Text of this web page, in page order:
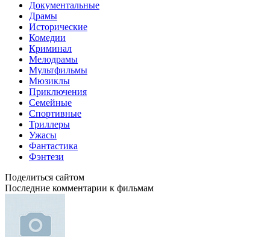
Документальные
Драмы
Исторические
Комедии
Криминал
Мелодрамы
Мультфильмы
Мюзиклы
Приключения
Семейные
Спортивные
Триллеры
Ужасы
Фантастика
Фэнтези
Поделиться сайтом
Последние комментарии к фильмам